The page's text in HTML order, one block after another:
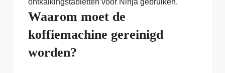
ontkalkingstabletten voor Ninja gebruiken.
Waarom moet de
koffiemachine gereinigd
worden?